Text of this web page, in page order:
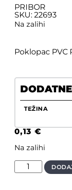
PRIBOR
SKU: 22693
Na zalihi
Poklopac PVC
TEŽINA
0,13 €
Na zalihi